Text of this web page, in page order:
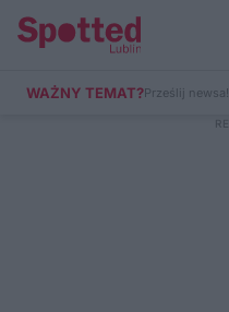
WAŻNY TEMAT?Prześlij newsa!